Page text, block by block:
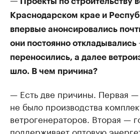
Краснодарском крае и
впервые анонсировались
они постоянно
переносились, а далее
шло. В чем причина?
— Есть две причины. Первая —
не было производства
ветрогенераторов. Вторая —
поддерживает оптовую